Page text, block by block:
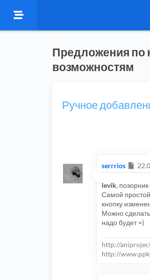
Предложения
возможностям
Ручное
serrrios
levik,
Самой простой
кнопку
Можно
надо будет =)
http://
http://